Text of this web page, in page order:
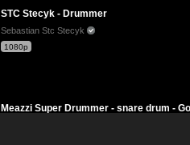
STC Stecyk - Drummer
Sebastian Stc Stecyk
1080p
Meazzi Super Drummer - snare drum -